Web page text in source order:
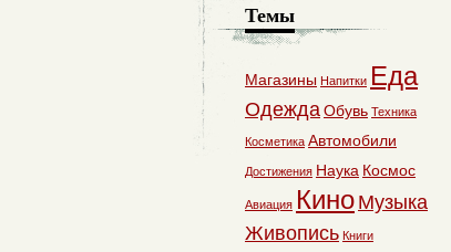
Темы
Магазины Напитки Еда
ОдеждаОбувь Техника
Косметика Автомобили
Достижения Наука Космос
Авиация Кино Музыка
Живопись Книги